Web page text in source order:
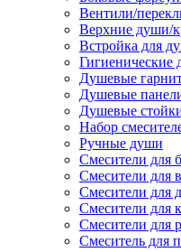
Вентили/
Верхние души/
Встройка для
Гигиенические
Душевые
Душевые
Душевые
Набор
Ручные души
Смесители для
Смесители для
Смесители для
Смесители для
Смесители для
Смеситель для